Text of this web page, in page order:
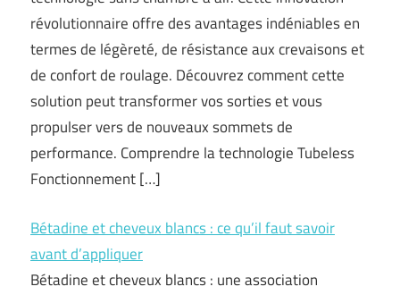
révolutionnaire offre des avantages indéniables en
termes de légèreté, de résistance aux crevaisons et
de confort de roulage. Découvrez comment cette
solution peut transformer vos sorties et vous
propulser vers de nouveaux sommets de
performance. Comprendre la technologie Tubeless
Fonctionnement […]
Bétadine et cheveux blancs : ce qu’il faut savoir
avant d’appliquer
Bétadine et cheveux blancs : une association